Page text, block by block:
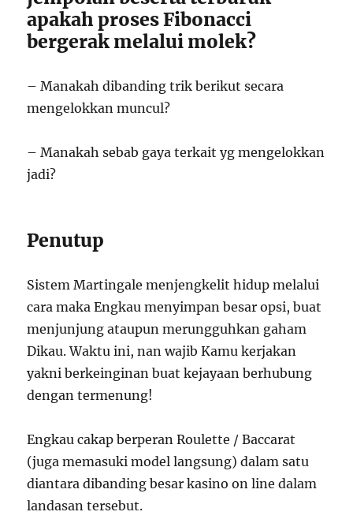
apakah proses Fibonacci
bergerak melalui molek?
– Manakah dibanding trik berikut secara
mengelokkan muncul?
– Manakah sebab gaya terkait yg mengelokkan
jadi?
Penutup
Sistem Martingale menjengkelit hidup melalui
cara maka Engkau menyimpan besar opsi, buat
menjunjung ataupun merungguhkan gaham
Dikau. Waktu ini, nan wajib Kamu kerjakan
yakni berkeinginan buat kejayaan berhubung
dengan termenung!
Engkau cakap berperan Roulette / Baccarat
(juga memasuki model langsung) dalam satu
diantara dibanding besar kasino on line dalam
landasan tersebut.